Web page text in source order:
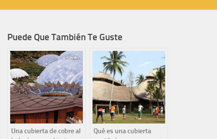
Puede Que También Te Guste
Una cubierta de cobre al
Qué es una cubierta